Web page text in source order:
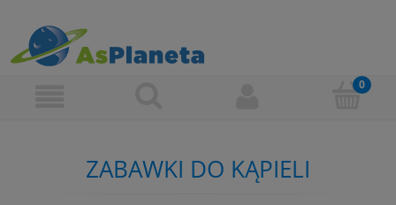
ZABAWKI DO KĄPIELI